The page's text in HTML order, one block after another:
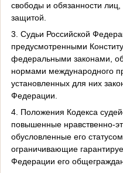
свободы и обязанности
защитой.
3. Судьи Российской
предусмотренными
федеральными законами,
нормами международного
установленных для них
Федерации.
4. Положения Кодекса
повышенные нравственно-
обусловленные его
ограничивающие
Федерации его